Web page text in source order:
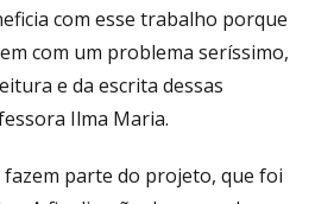
com esse trabalho porque
com um problema seríssimo,
e da escrita dessas
Ilma Maria.
parte do projeto, que foi